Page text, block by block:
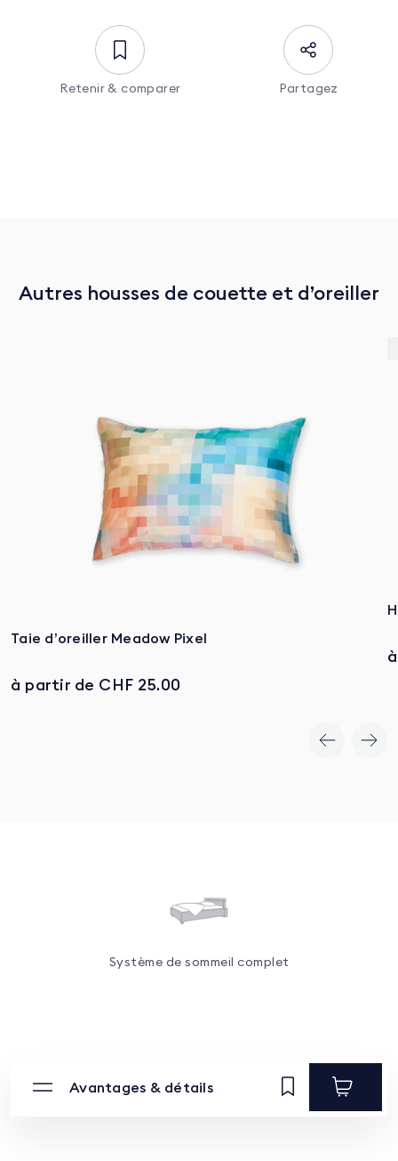
Retenir & comparer Partagez
Autres housses de couette et d’oreiller
Taie d’oreiller Meadow Pixel
à partir de CHF 25.00
Système de sommeil complet
Avantages & détails